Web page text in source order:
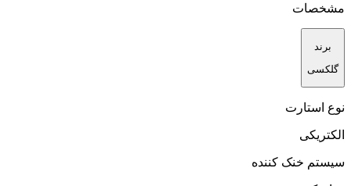
مشخصات
برند
گلکسی
نوع استارت
الکتریکی
سیستم خنک کننده